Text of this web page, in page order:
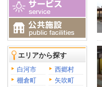
エリアから探す
白河市
西郷村
棚倉町
矢吹町